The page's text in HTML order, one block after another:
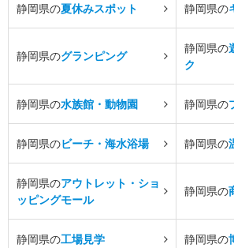
静岡県の夏休みスポット 静岡県の
静岡県のグランピング
静岡県の
ク
静岡県の水族館・動物園 静岡県の
静岡県のビーチ・海水浴場 静岡県の
静岡県のアウトレット・ショ
ッピングモール
静岡県の
静岡県の工場見学 静岡県の